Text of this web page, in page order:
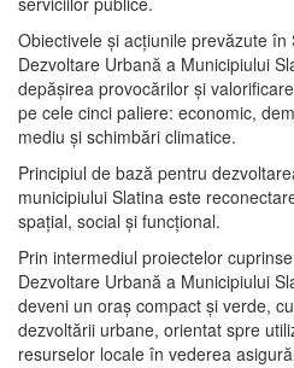
Obiectivele şi acţiunile prevăzute
Dezvoltare Urbană a Municipiului
depășirea provocărilor şi
pe cele cinci paliere: economic,
mediu şi schimbări climatice.
Principiul de bază pentru
municipiului Slatina este
spaţial, social şi funcţional.
Prin intermediul proiectelor
Dezvoltare Urbană a Municipiului
deveni un oraş compact şi verde,
dezvoltării urbane, orientat spre
resurselor locale în vederea